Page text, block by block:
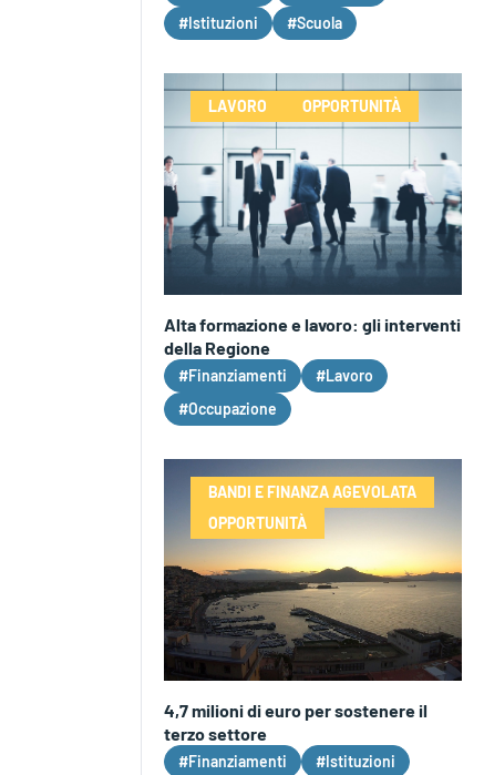
#Istituzioni
#Scuola
LAVORO OPPORTUNITÀ
Alta formazione e lavoro: gli interventi
della Regione
#Finanziamenti
#Lavoro
#Occupazione
BANDI E FINANZA AGEVOLATA
OPPORTUNITÀ
4,7 milioni di euro per sostenere il
terzo settore
#Finanziamenti #Istituzioni